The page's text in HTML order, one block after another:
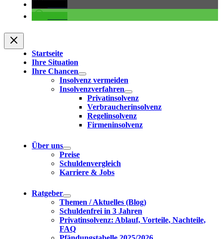
Startseite
Ihre Situation
Ihre Chancen
Insolvenz vermeiden
Insolvenzverfahren
Privatinsolvenz
Verbraucherinsolvenz
Regelinsolvenz
Firmeninsolvenz
Über uns
Preise
Schuldenvergleich
Karriere & Jobs
Ratgeber
Themen / Aktuelles (Blog)
Schuldenfrei in 3 Jahren
Privatinsolvenz: Ablauf, Vorteile, Nachteile,
FAQ